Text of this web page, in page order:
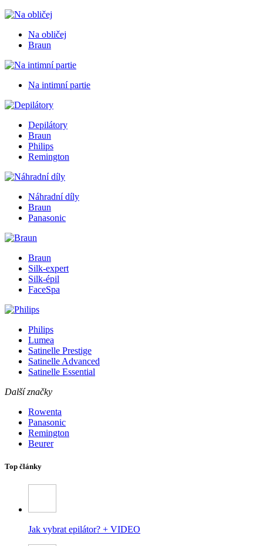
Na obličej
Braun
Na intimní partie
Depilátory
Braun
Philips
Remington
Náhradní díly
Braun
Panasonic
Braun
Silk-expert
Silk-épil
FaceSpa
Philips
Lumea
Satinelle Prestige
Satinelle Advanced
Satinelle Essential
Další značky
Rowenta
Panasonic
Remington
Beurer
Top články
Jak vybrat epilátor? + VIDEO